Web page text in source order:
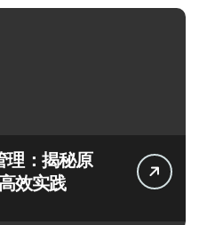
理：揭秘原
效实践